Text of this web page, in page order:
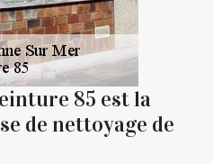
85 est la
de nettoyage de